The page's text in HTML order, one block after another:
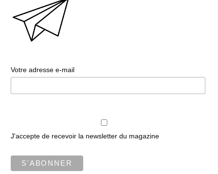
Votre adresse e-mail
J'accepte de recevoir la newsletter du magazine